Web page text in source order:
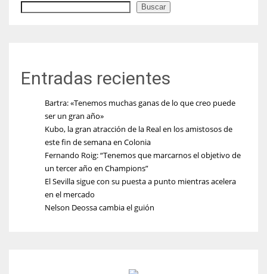
Buscar
Entradas recientes
Bartra: «Tenemos muchas ganas de lo que creo puede
ser un gran año»
Kubo, la gran atracción de la Real en los amistosos de
este fin de semana en Colonia
Fernando Roig: “Tenemos que marcarnos el objetivo de
un tercer año en Champions”
El Sevilla sigue con su puesta a punto mientras acelera
en el mercado
Nelson Deossa cambia el guión